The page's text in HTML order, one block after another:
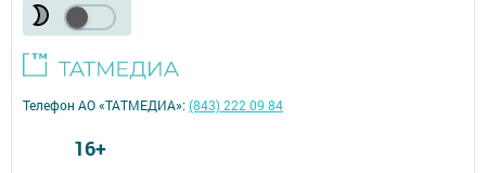
Телефон АО «ТАТМЕДИА»:(843) 222 09 84
16+